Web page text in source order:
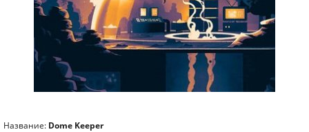
Название: Dome Keeper